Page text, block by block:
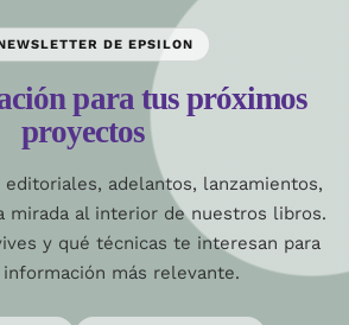
DE EPSILON
para tus próximos
proyectos
editoriales, adelantos, lanzamientos,
mirada al interior de nuestros libros.
y qué técnicas te interesan para
más relevante.